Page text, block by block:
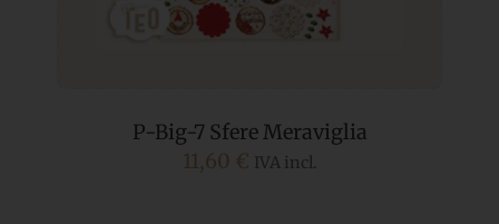
P-Big-7 Sfere Meraviglia
11,60 € IVA incl.